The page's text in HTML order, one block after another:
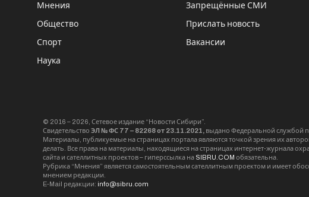
Мнения
Общество
Спорт
Наука
Запрещённые СМИ
Прислать новость
Вакансии
© 2016 – 2026, Сетевое издание “Новости Сибири”.
Свидетельство ЭЛ № ФС 77 – 82268 от 23.11.2021, выдано Федеральной службой
Материалы, публикуемые на страницах портала являются точкой зрения их
делать. Все права на материалы, находящиеся на страницах интернет-журнала
сайта и сателлитных проектов – гиперссылка на SIBRU.COM обязательна.
Рубрика “Мнения” является самостоятельным сателлитным проектом и имеет
мнением редакции.
E-Mail редакции: info@sibru.com